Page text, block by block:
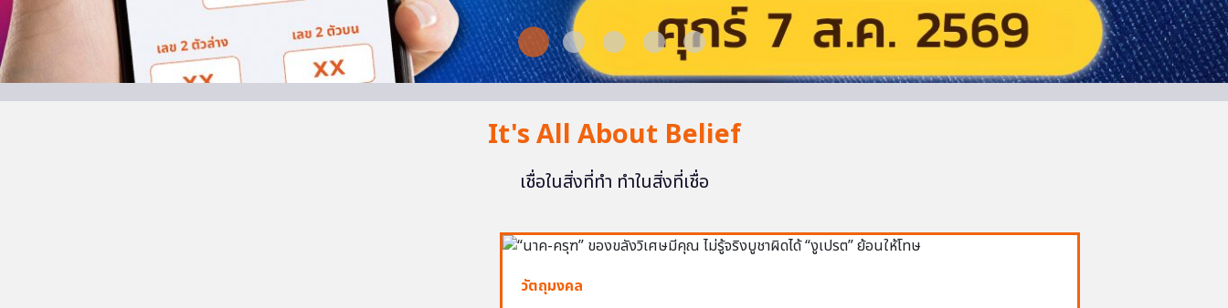
It's All About Belief
เชื่อในสิ่งที่ทำ ทำในสิ่งที่เชื่อ
วัตถุมงคล